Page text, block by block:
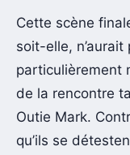
Cette scène
soit-elle,
particulièrement
de la rencontre
Outie Mark.
qu’ils se